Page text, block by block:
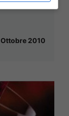
2010